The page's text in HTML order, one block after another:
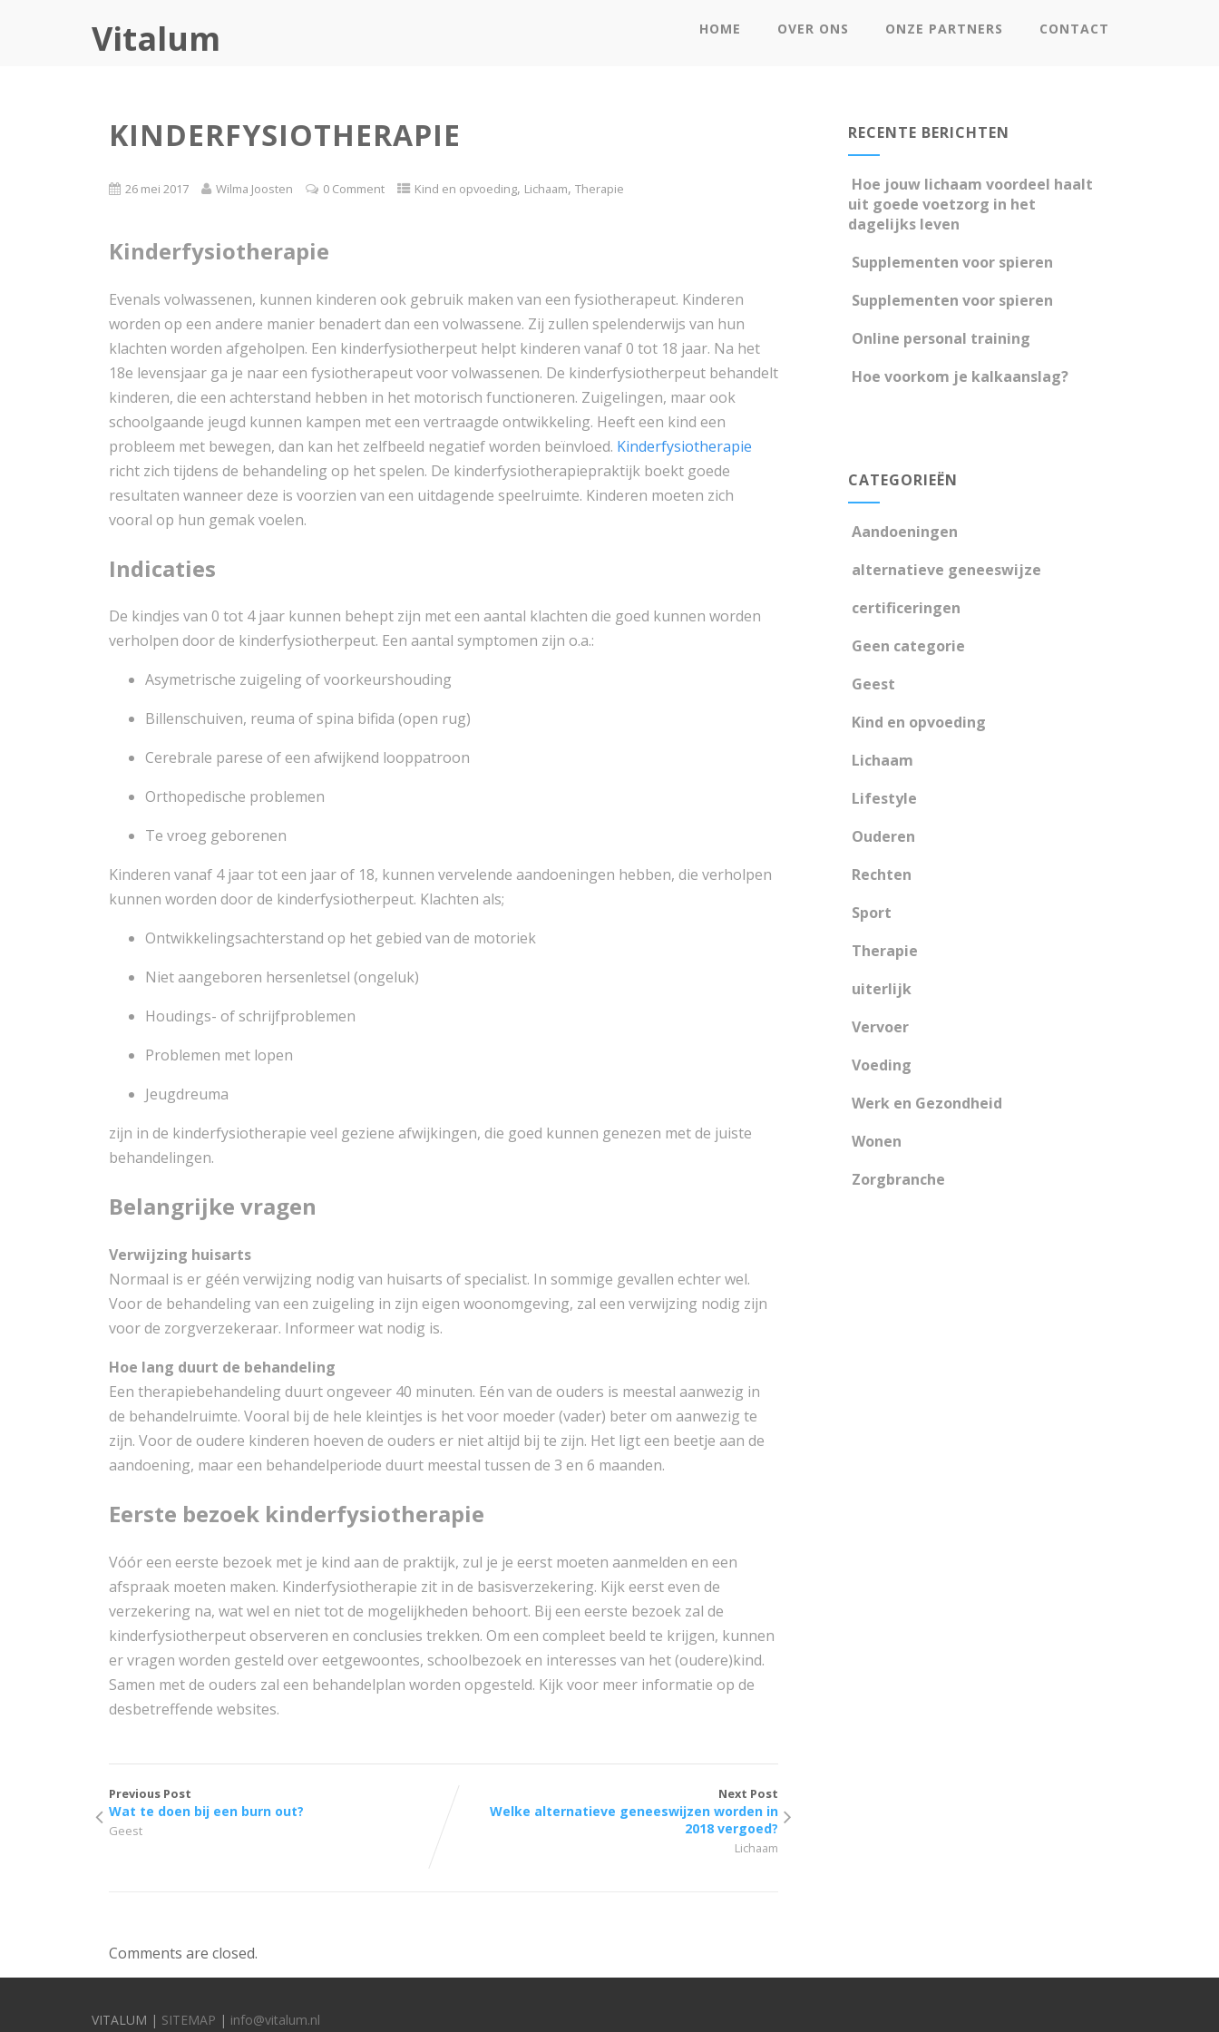
Vitalum HOME OVER ONS ONZE PARTNERS CONTACT
KINDERFYSIOTHERAPIE
26 mei 2017 Wilma Joosten 0 Comment Kind en opvoeding, Lichaam,Therapie
Kinderfysiotherapie
Evenals volwassenen, kunnen kinderen ook gebruik maken van een fysiotherapeut. Kinderen
worden op een andere manier benadert dan een volwassene. Zij zullen spelenderwijs van hun
klachten worden afgeholpen. Een kinderfysiotherpeut helpt kinderen vanaf 0 tot 18 jaar. Na het
18e levensjaar ga je naar een fysiotherapeut voor volwassenen. De kinderfysiotherpeut behandelt
kinderen, die een achterstand hebben in het motorisch functioneren. Zuigelingen, maar ook
schoolgaande jeugd kunnen kampen met een vertraagde ontwikkeling. Heeft een kind een
probleem met bewegen, dan kan het zelfbeeld negatief worden beïnvloed. Kinderfysiotherapie
richt zich tijdens de behandeling op het spelen. De kinderfysiotherapiepraktijk boekt goede
resultaten wanneer deze is voorzien van een uitdagende speelruimte. Kinderen moeten zich
vooral op hun gemak voelen.
Indicaties
De kindjes van 0 tot 4 jaar kunnen behept zijn met een aantal klachten die goed kunnen worden
verholpen door de kinderfysiotherpeut. Een aantal symptomen zijn o.a.:
Asymetrische zuigeling of voorkeurshouding
Billenschuiven, reuma of spina bifida (open rug)
Cerebrale parese of een afwijkend looppatroon
Orthopedische problemen
Te vroeg geborenen
Kinderen vanaf 4 jaar tot een jaar of 18, kunnen vervelende aandoeningen hebben, die verholpen
kunnen worden door de kinderfysiotherpeut. Klachten als;
Ontwikkelingsachterstand op het gebied van de motoriek
Niet aangeboren hersenletsel (ongeluk)
Houdings- of schrijfproblemen
Problemen met lopen
Jeugdreuma
zijn in de kinderfysiotherapie veel geziene afwijkingen, die goed kunnen genezen met de juiste
behandelingen.
Belangrijke vragen
Verwijzing huisarts
Normaal is er géén verwijzing nodig van huisarts of specialist. In sommige gevallen echter wel.
Voor de behandeling van een zuigeling in zijn eigen woonomgeving, zal een verwijzing nodig zijn
voor de zorgverzekeraar. Informeer wat nodig is.
Hoe lang duurt de behandeling
Een therapiebehandeling duurt ongeveer 40 minuten. Eén van de ouders is meestal aanwezig in
de behandelruimte. Vooral bij de hele kleintjes is het voor moeder (vader) beter om aanwezig te
zijn. Voor de oudere kinderen hoeven de ouders er niet altijd bij te zijn. Het ligt een beetje aan de
aandoening, maar een behandelperiode duurt meestal tussen de 3 en 6 maanden.
Eerste bezoek kinderfysiotherapie
Vóór een eerste bezoek met je kind aan de praktijk, zul je je eerst moeten aanmelden en een
afspraak moeten maken. Kinderfysiotherapie zit in de basisverzekering. Kijk eerst even de
verzekering na, wat wel en niet tot de mogelijkheden behoort. Bij een eerste bezoek zal de
kinderfysiotherpeut observeren en conclusies trekken. Om een compleet beeld te krijgen, kunnen
er vragen worden gesteld over eetgewoontes, schoolbezoek en interesses van het (oudere)kind.
Samen met de ouders zal een behandelplan worden opgesteld. Kijk voor meer informatie op de
desbetreffende websites.
Previous Post
Wat te doen bij een burn out?
Geest
Next Post
Welke alternatieve geneeswijzen worden in
2018 vergoed?
Lichaam
Comments are closed.
RECENTE BERICHTEN
Hoe jouw lichaam voordeel haalt
uit goede voetzorg in het
dagelijks leven
Supplementen voor spieren
Supplementen voor spieren
Online personal training
Hoe voorkom je kalkaanslag?
CATEGORIEËN
Aandoeningen
alternatieve geneeswijze
certificeringen
Geen categorie
Geest
Kind en opvoeding
Lichaam
Lifestyle
Ouderen
Rechten
Sport
Therapie
uiterlijk
Vervoer
Voeding
Werk en Gezondheid
Wonen
Zorgbranche
VITALUM | SITEMAP | info@vitalum.nl